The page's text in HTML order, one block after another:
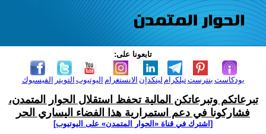
تابعونا على:
الفيسبوك التويتر اليوتيوب الانستغرام لينكدإن تيلكرامبنترست بودكاست
تبرعاتكم وتبرعاتكن المالية تحفظ استقلال الحوار المتمدن،
فشاركونا في دعم استمرارية هذا الفضاء اليساري الحر
[اشترك في قناة ‫«الحوار المتمدن» على اليوتيوب]